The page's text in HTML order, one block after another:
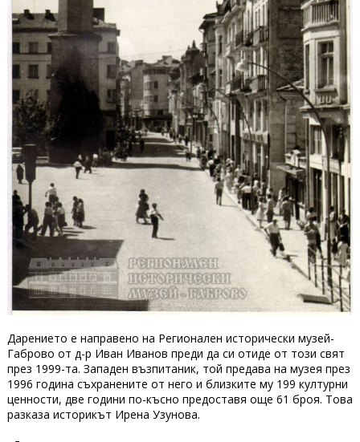
Дарението е направено на Регионален исторически музей-
Габрово от д-р Иван Иванов преди да си отиде от този свят
през 1999-та. Западен възпитаник, той предава на музея през
1996 година съхранените от него и близките му 199 културни
ценности, две години по-късно предоставя още 61 броя. Това
разказа историкът Ирена Узунова.